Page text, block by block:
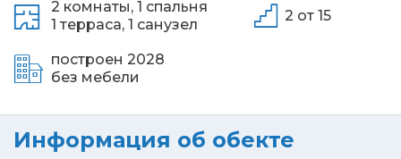
2 комнаты, 1 спальня
1 терраса, 1 санузел
построен 2028
без мебели
2 от 15
Информация об обекте